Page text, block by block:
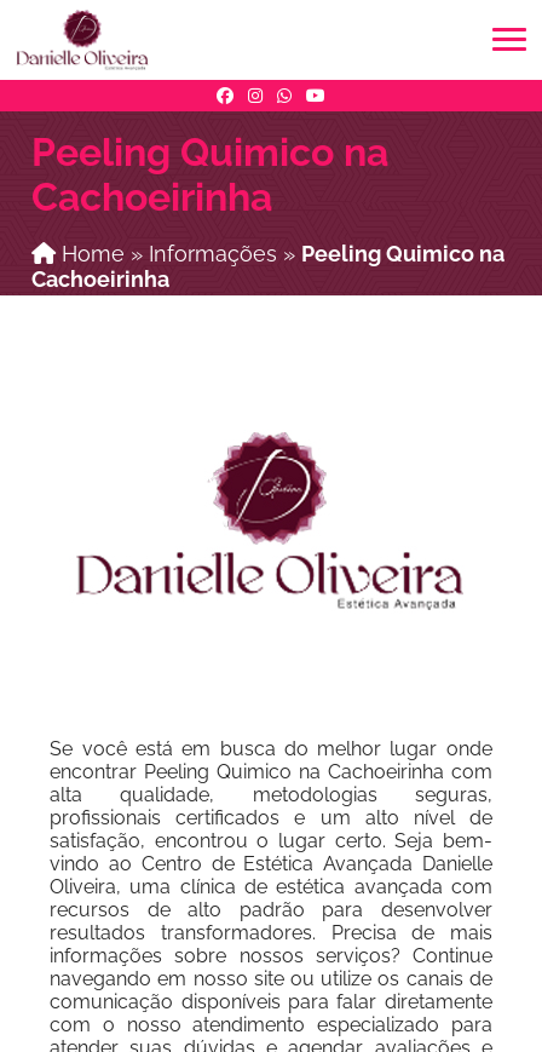
Peeling Quimico na
Cachoeirinha
Home » Informações » Peeling Quimico na
Cachoeirinha
Se você está em busca do melhor lugar onde
encontrar Peeling Quimico na Cachoeirinha com
alta qualidade, metodologias seguras,
profissionais certificados e um alto nível de
satisfação, encontrou o lugar certo. Seja bem-
vindo ao Centro de Estética Avançada Danielle
Oliveira, uma clínica de estética avançada com
recursos de alto padrão para desenvolver
resultados transformadores. Precisa de mais
informações sobre nossos serviços? Continue
navegando em nosso site ou utilize os canais de
comunicação disponíveis para falar diretamente
com o nosso atendimento especializado para